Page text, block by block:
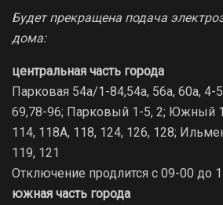
Будет прекращена подача
дома:
центральная часть города
Парковая 54а/1-84,54а, 56а, 60а, 4-
69,78-96; Парковый 1-5, 2; Южный
114, 118А, 118, 124, 126, 128;
119, 121
Отключение продлится с 09-00 до
южная часть города